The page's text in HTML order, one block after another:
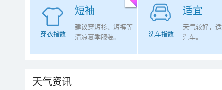
短袖
穿衣指数
建议穿短衫、短裤等
清凉夏季服装。
适宜
洗车指数
天气较好，
汽车。
天气资讯